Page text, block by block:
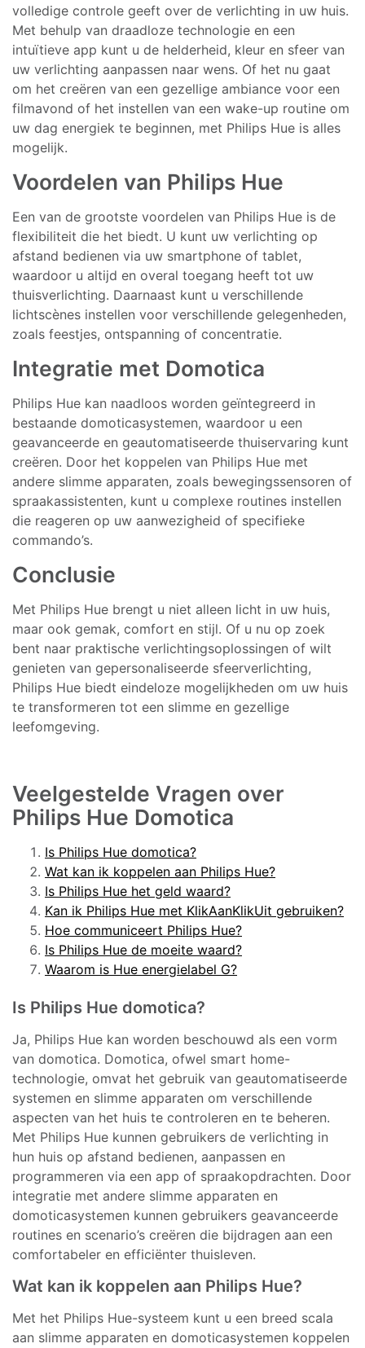
volledige controle geeft over de verlichting in uw huis.
Met behulp van draadloze technologie en een
intuïtieve app kunt u de helderheid, kleur en sfeer van
uw verlichting aanpassen naar wens. Of het nu gaat
om het creëren van een gezellige ambiance voor een
filmavond of het instellen van een wake-up routine om
uw dag energiek te beginnen, met Philips Hue is alles
mogelijk.
Voordelen van Philips Hue
Een van de grootste voordelen van Philips Hue is de
flexibiliteit die het biedt. U kunt uw verlichting op
afstand bedienen via uw smartphone of tablet,
waardoor u altijd en overal toegang heeft tot uw
thuisverlichting. Daarnaast kunt u verschillende
lichtscènes instellen voor verschillende gelegenheden,
zoals feestjes, ontspanning of concentratie.
Integratie met Domotica
Philips Hue kan naadloos worden geïntegreerd in
bestaande domoticasystemen, waardoor u een
geavanceerde en geautomatiseerde thuiservaring kunt
creëren. Door het koppelen van Philips Hue met
andere slimme apparaten, zoals bewegingssensoren of
spraakassistenten, kunt u complexe routines instellen
die reageren op uw aanwezigheid of specifieke
commando’s.
Conclusie
Met Philips Hue brengt u niet alleen licht in uw huis,
maar ook gemak, comfort en stijl. Of u nu op zoek
bent naar praktische verlichtingsoplossingen of wilt
genieten van gepersonaliseerde sfeerverlichting,
Philips Hue biedt eindeloze mogelijkheden om uw huis
te transformeren tot een slimme en gezellige
leefomgeving.
Veelgestelde Vragen over
Philips Hue Domotica
Is Philips Hue domotica?
Wat kan ik koppelen aan Philips Hue?
Is Philips Hue het geld waard?
Kan ik Philips Hue met KlikAanKlikUit gebruiken?
Hoe communiceert Philips Hue?
Is Philips Hue de moeite waard?
Waarom is Hue energielabel G?
Is Philips Hue domotica?
Ja, Philips Hue kan worden beschouwd als een vorm
van domotica. Domotica, ofwel smart home-
technologie, omvat het gebruik van geautomatiseerde
systemen en slimme apparaten om verschillende
aspecten van het huis te controleren en te beheren.
Met Philips Hue kunnen gebruikers de verlichting in
hun huis op afstand bedienen, aanpassen en
programmeren via een app of spraakopdrachten. Door
integratie met andere slimme apparaten en
domoticasystemen kunnen gebruikers geavanceerde
routines en scenario’s creëren die bijdragen aan een
comfortabeler en efficiënter thuisleven.
Wat kan ik koppelen aan Philips Hue?
Met het Philips Hue-systeem kunt u een breed scala
aan slimme apparaten en domoticasystemen koppelen